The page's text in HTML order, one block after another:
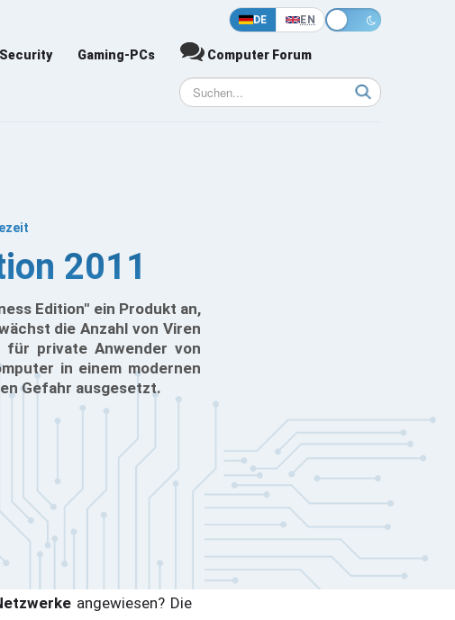
DE EN
Security Gaming-PCs Computer Forum
2011
Edition" ein Produkt an,
die Anzahl von Viren
private Anwender von
in einem modernen
Gefahr ausgesetzt.
angewiesen? Die